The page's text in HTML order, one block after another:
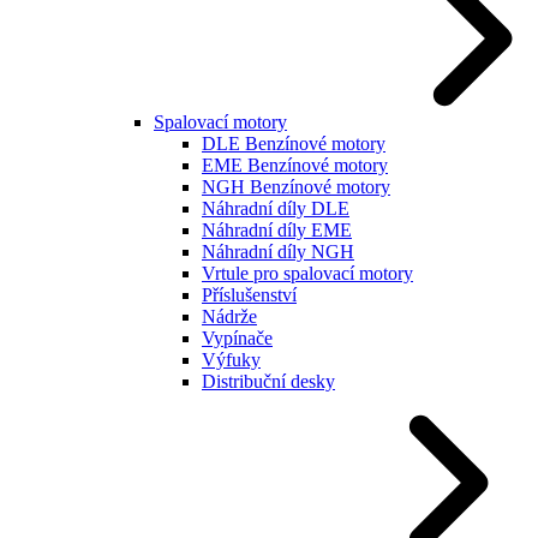
Spalovací motory
DLE Benzínové motory
EME Benzínové motory
NGH Benzínové motory
Náhradní díly DLE
Náhradní díly EME
Náhradní díly NGH
Vrtule pro spalovací motory
Příslušenství
Nádrže
Vypínače
Výfuky
Distribuční desky